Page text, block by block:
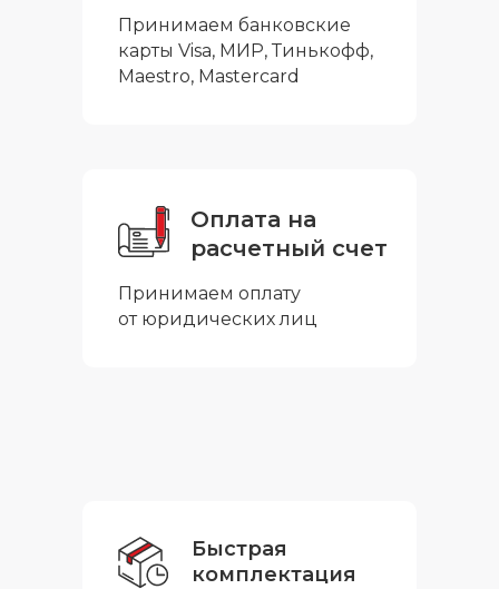
Принимаем банковские
карты Visa, МИР, Тинькофф,
Maestro, Mastercard
Оплата на
расчетный счет
Принимаем оплату
от юридических лиц
Быстрая
комплектация